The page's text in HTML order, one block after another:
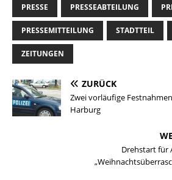
PRESSE PRESSEABTEILUNG
PRESSEMITTEILUNG STADTTEIL
ZEITUNGEN
ZURÜCK
Zwei vorläufige
Harburg
Drehstart für